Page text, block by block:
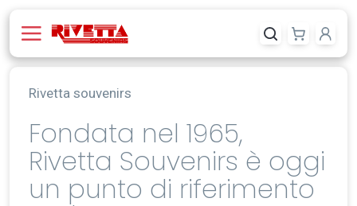
Rivetta souvenirs
Fondata nel 1965,
Rivetta Souvenirs è oggi
un punto di riferimento